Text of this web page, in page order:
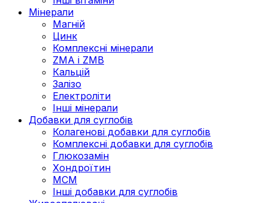
Мінерали
Магній
Цинк
Комплексні мінерали
ZMA і ZMB
Кальцій
Залізо
Електроліти
Інші мінерали
Добавки для суглобів
Колагенові добавки для суглобів
Комплексні добавки для суглобів
Глюкозамін
Хондроїтин
МСМ
Інші добавки для суглобів